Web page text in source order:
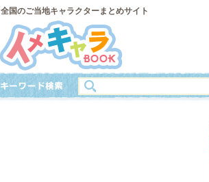
全国のご当地キャラクターまとめサイト